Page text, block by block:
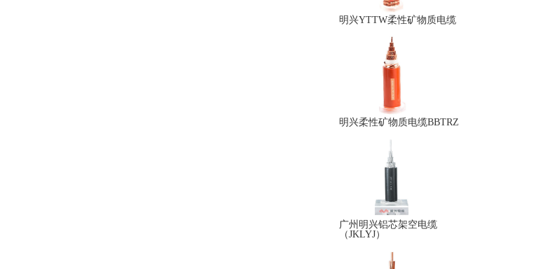
明兴YTTW柔性矿物质电缆
明兴柔性矿物质电缆BBTRZ
广州明兴铝芯架空电缆
（JKLYJ）